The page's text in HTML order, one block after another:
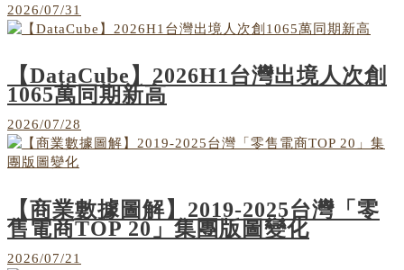
2026/07/31
【DataCube】2026H1台灣出境人次創
1065萬同期新高
2026/07/28
【商業數據圖解】2019-2025台灣「零
售電商TOP 20」集團版圖變化
2026/07/21